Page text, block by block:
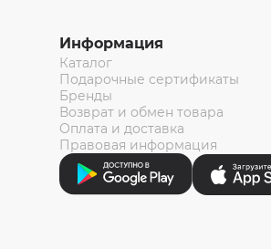
Информация
Каталог
Подарочные сертификаты
Бренды
Возврат и обмен товара
Оплата и доставка
Правовая информация